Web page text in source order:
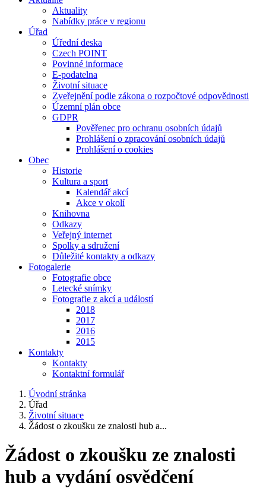
Aktuality
Nabídky práce v regionu
Úřad
Úřední deska
Czech POINT
Povinné informace
E-podatelna
Životní situace
Zveřejnění podle zákona o rozpočtové odpovědnosti
Územní plán obce
GDPR
Pověřenec pro ochranu osobních údajů
Prohlášení o zpracování osobních údajů
Prohlášení o cookies
Obec
Historie
Kultura a sport
Kalendář akcí
Akce v okolí
Knihovna
Odkazy
Veřejný internet
Spolky a sdružení
Důležité kontakty a odkazy
Fotogalerie
Fotografie obce
Letecké snímky
Fotografie z akcí a událostí
2018
2017
2016
2015
Kontakty
Kontakty
Kontaktní formulář
Úvodní stránka
Úřad
Životní situace
Žádost o zkoušku ze znalosti hub a...
Žádost o zkoušku ze znalosti
hub a vydání osvědčení